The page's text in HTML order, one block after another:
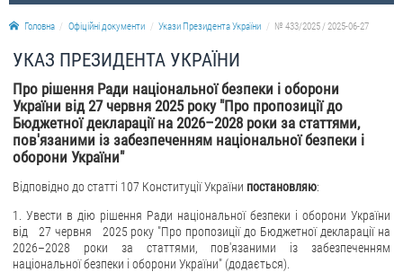
Склад Ради національної безпеки і оборони України
Апарат Ради національної безпеки і оборони України
Правова основа діяльності Ради національної безпеки і оборони України
Історична довідка про діяльність Ради національної безпеки і оборони України
ОФІЦІЙНІ ДОКУМЕНТИ
ПРЕСЦЕНТР
Drone Deals
Фотогалерея
Головна Офіційні документи Укази Президента України № 433/2025 / 2025-06-27
УКАЗ ПРЕЗИДЕНТА УКРАЇНИ
Про рішення Ради національної безпеки і оборони
України від 27 червня 2025 року "Про пропозиції до
Бюджетної декларації на 2026–2028 роки за статтями,
пов'язаними із забезпеченням національної безпеки і
оборони України"
Відповідно до статті 107 Конституції України постановляю:
1. Увести в дію рішення Ради національної безпеки і оборони України
від 27 червня 2025 року "Про пропозиції до Бюджетної декларації на
2026–2028 роки за статтями, пов'язаними із забезпеченням
національної безпеки і оборони України" (додається).